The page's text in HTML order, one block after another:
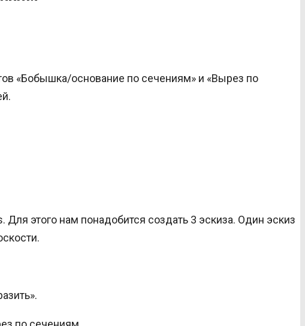
«Бобышка/основание по сечениям» и «Вырез по
этого нам понадобится создать 3 эскиза. Один эскиз